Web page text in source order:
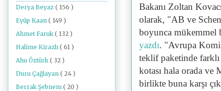
Bakanı Zoltan
olarak, "AB ve
boyunca mükemmel
yazdı. "Avrupa
teklif paketinde
kotası hala orada
birlikte buna karşı
Derya Beyaz ( 156 )
Eyüp Kaan ( 149 )
Ahmet Faruk ( 132 )
Halime Kirazlı ( 61 )
Ahu Öztürk ( 32 )
Duru Çağlayan ( 24 )
Berrak Şebnem ( 20 )